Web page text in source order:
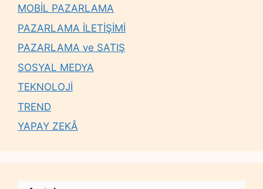
MOBİL PAZARLAMA
PAZARLAMA İLETİŞİMİ
PAZARLAMA ve SATIŞ
SOSYAL MEDYA
TEKNOLOJİ
TREND
YAPAY ZEKÂ